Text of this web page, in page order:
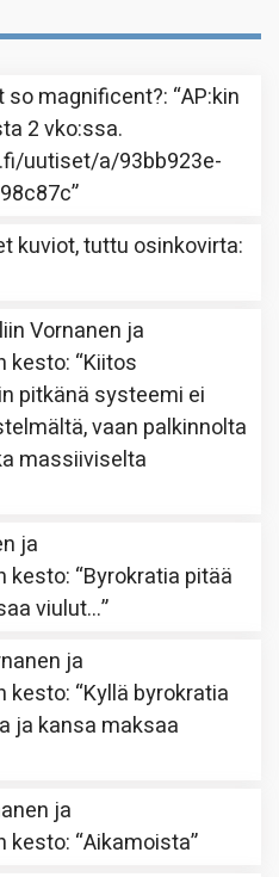
so magnificent?: “AP:kin
2 vko:ssa.
uutiset/a/93bb923e-
”
kuviot, tuttu osinkovirta:
Vornanen ja
kesto: “Kiitos
pitkänä systeemi ei
vaan palkinnolta
massiiviselta
ja
kesto: “Byrokratia pitää
viulut…”
ja
kesto: “Kyllä byrokratia
ja kansa maksaa
ja
kesto: “Aikamoista”